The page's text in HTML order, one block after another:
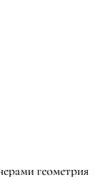
геометрия